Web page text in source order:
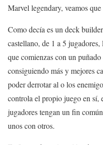
Marvel legendary, veamos que
Como decía es un deck
castellano, de 1 a 5
que comienzas con un
consiguiendo más y mejores
poder derrotar al o los
controla el propio juego en sí,
jugadores tengan un fin
unos con otros.